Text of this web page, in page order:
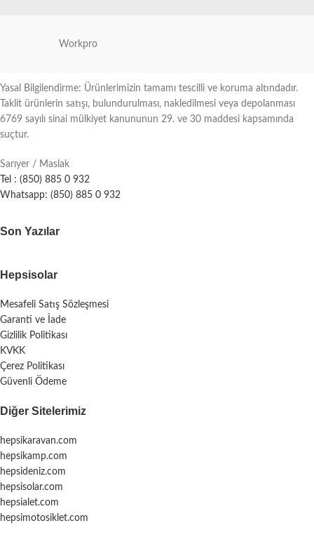
Workpro
Yasal Bilgilendirme: Ürünlerimizin tamamı tescilli ve koruma altındadır.
Taklit ürünlerin satışı, bulundurulması, nakledilmesi veya depolanması
6769 sayılı sinai mülkiyet kanununun 29. ve 30 maddesi kapsamında
suçtur.
Sarıyer / Maslak
Tel : (850) 885 0 932
Whatsapp: (850) 885 0 932
Son Yazılar
Hepsisolar
Mesafeli Satış Sözleşmesi
Garanti ve İade
Gizlilik Politikası
KVKK
Çerez Politikası
Güvenli Ödeme
Diğer Sitelerimiz
hepsikaravan.com
hepsikamp.com
hepsideniz.com
hepsisolar.com
hepsialet.com
hepsimotosiklet.com